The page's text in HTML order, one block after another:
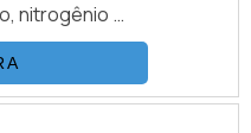
nitrogênio ou
de combustão
as
qualquer